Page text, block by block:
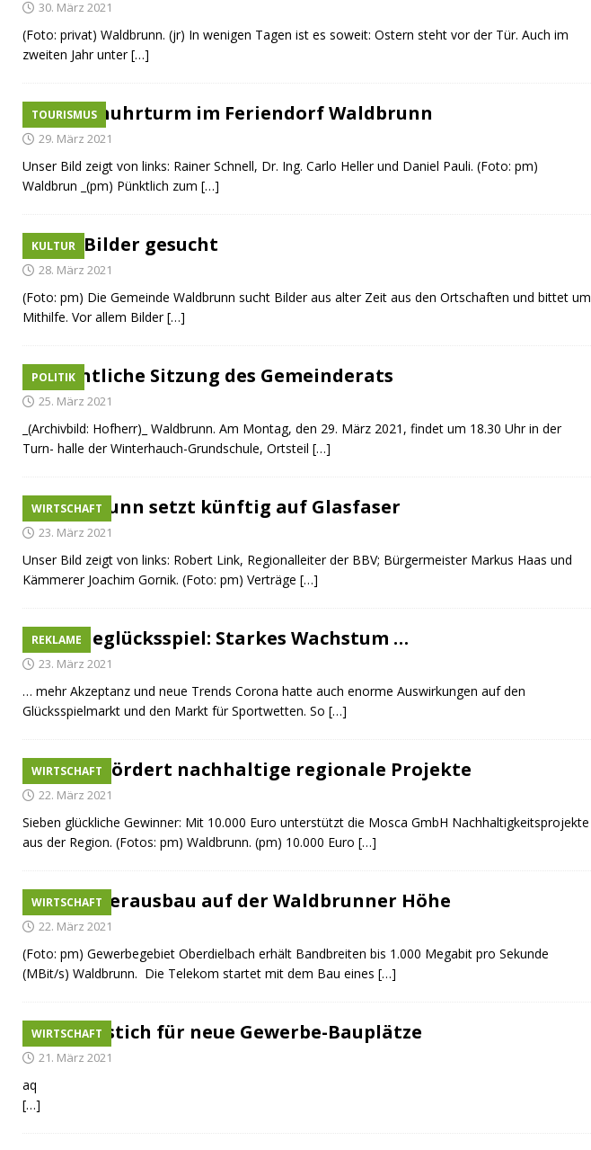
[ 08. Juli 2026 ] Dorfgeschichte sichtbar gemacht
KULTUR
30. März 2021
(Foto: privat) Waldbrunn. (jr) In wenigen Tagen ist es soweit: Ostern steht vor der Tür. Auch im
zweiten Jahr unter[…]
TOURISMUS
Sonnenuhrturm im Feriendorf Waldbrunn
29. März 2021
Unser Bild zeigt von links: Rainer Schnell, Dr. Ing. Carlo Heller und Daniel Pauli. (Foto: pm)
Waldbrun _(pm) Pünktlich zum […]
KULTUR
Alte Bilder gesucht
28. März 2021
(Foto: pm) Die Gemeinde Waldbrunn sucht Bilder aus alter Zeit aus den Ortschaften und bittet um
Mithilfe. Vor allem Bilder[…]
POLITIK
Öffentliche Sitzung des Gemeinderats
25. März 2021
_(Archivbild: Hofherr)_ Waldbrunn. Am Montag, den 29. März 2021, findet um 18.30 Uhr in der
Turn- halle der Winterhauch-Grundschule, Ortsteil […]
WIRTSCHAFT
Waldbrunn setzt künftig auf Glasfaser
23. März 2021
Unser Bild zeigt von links: Robert Link, Regionalleiter der BBV; Bürgermeister Markus Haas und
Kämmerer Joachim Gornik. (Foto: pm) Verträge […]
REKLAME
Onlineglücksspiel: Starkes Wachstum …
23. März 2021
… mehr Akzeptanz und neue Trends Corona hatte auch enorme Auswirkungen auf den
Glücksspielmarkt und den Markt für Sportwetten. So […]
WIRTSCHAFT
Mosca fördert nachhaltige regionale Projekte
22. März 2021
Sieben glückliche Gewinner: Mit 10.000 Euro unterstützt die Mosca GmbH Nachhaltigkeitsprojekte
aus der Region. (Fotos: pm) Waldbrunn. (pm) 10.000 Euro […]
WIRTSCHAFT
Glasfaserausbau auf der Waldbrunner Höhe
22. März 2021
(Foto: pm) Gewerbegebiet Oberdielbach erhält Bandbreiten bis 1.000 Megabit pro Sekunde
(MBit/s) Waldbrunn. Die Telekom startet mit dem Bau eines […]
WIRTSCHAFT
Spatenstich für neue Gewerbe-Bauplätze
21. März 2021
aq
[…]